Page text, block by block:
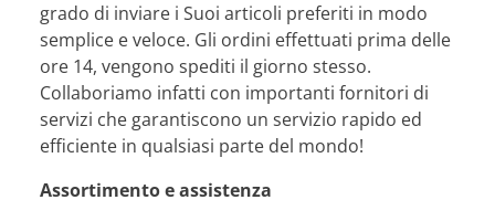
grado di inviare i Suoi articoli preferiti in modo
semplice e veloce. Gli ordini effettuati prima delle
ore 14, vengono spediti il giorno stesso.
Collaboriamo infatti con importanti fornitori di
servizi che garantiscono un servizio rapido ed
efficiente in qualsiasi parte del mondo!
Assortimento e assistenza